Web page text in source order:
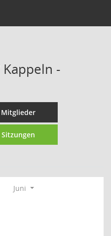
Kappeln -
Mitglieder
Sitzungen
Juni